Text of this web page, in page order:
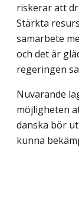
riskerar att
Stärkta
samarbete
och det är
regeringen
Nuvarande
möjligheten
danska bör
kunna